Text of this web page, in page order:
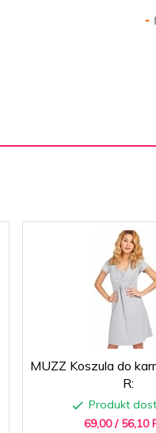
-
MUZZ Koszula do
R:
Produkt
69,00 / 56,10